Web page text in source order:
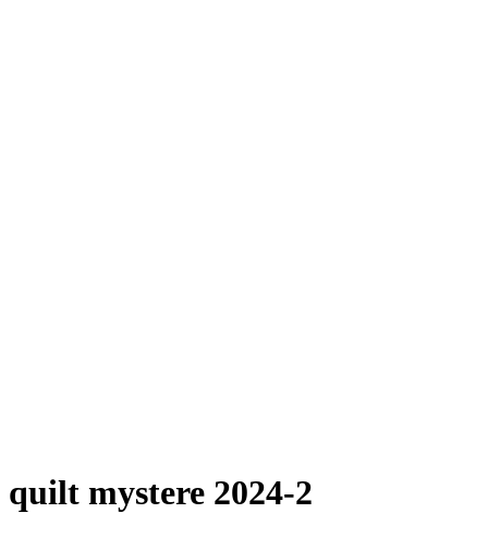
quilt mystere 2024-2